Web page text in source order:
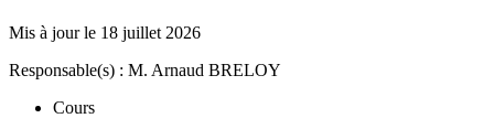
Mis à jour le 18 juillet 2026
Responsable(s) : M. Arnaud BRELOY
Cours